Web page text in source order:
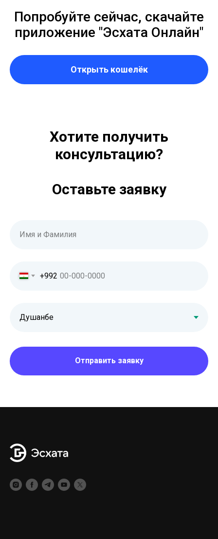
Попробуйте сейчас, скачайте
приложение "Эсхата Онлайн"
Открыть кошелёк
Хотите получить
консультацию?
Оставьте заявку
Имя и Фамилия
+992
Отправить заявку